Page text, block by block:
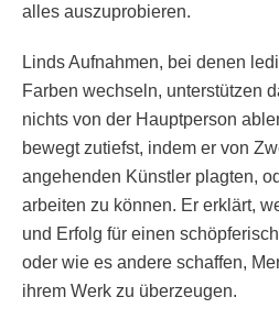
alles auszuprobieren.
Linds Aufnahmen, bei denen
Farben wechseln, unterstützen
nichts von der Hauptperson
bewegt zutiefst, indem er von
angehenden Künstler plagten,
arbeiten zu können. Er erklärt,
und Erfolg für einen
oder wie es andere schaffen,
ihrem Werk zu überzeugen.